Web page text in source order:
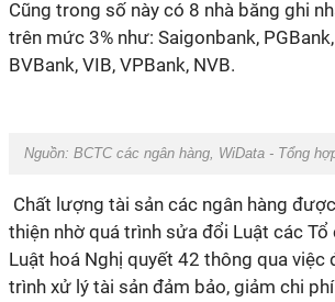
Cũng trong số này có 8 nhà băng ghi
trên mức 3% như: Saigonbank,
BVBank, VIB, VPBank, NVB.
Nguồn: BCTC các ngân hàng, WiData - Tổng
Chất lượng tài sản các ngân hàng
thiện nhờ quá trình sửa đổi Luật các
Luật hoá Nghị quyết 42 thông qua việc
trình xử lý tài sản đảm bảo, giảm chi phí